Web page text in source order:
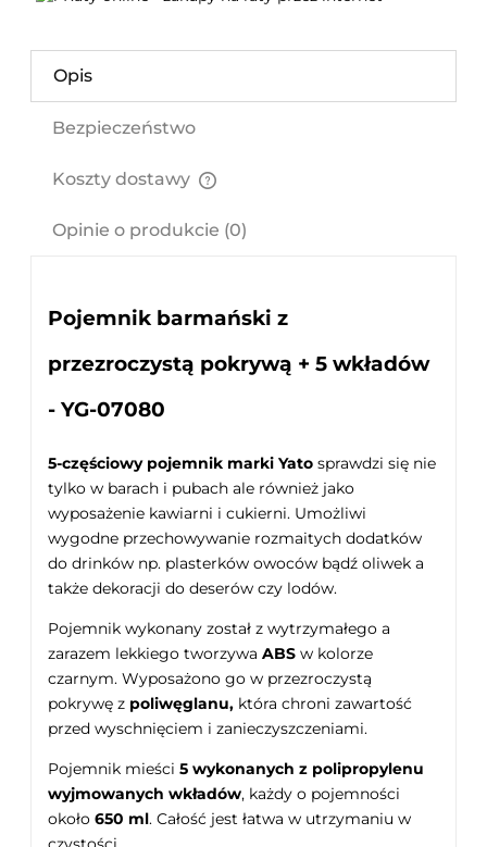
Opis
Bezpieczeństwo
Koszty dostawy
Opinie o produkcie (0)
Pojemnik barmański z
przezroczystą pokrywą + 5 wkładów
- YG-07080
5-częściowy pojemnik marki Yato sprawdzi się nie
tylko w barach i pubach ale również jako
wyposażenie kawiarni i cukierni. Umożliwi
wygodne przechowywanie rozmaitych dodatków
do drinków np. plasterków owoców bądź oliwek a
także dekoracji do deserów czy lodów.
Pojemnik wykonany został z wytrzymałego a
zarazem lekkiego tworzywa ABS w kolorze
czarnym. Wyposażono go w przezroczystą
pokrywę z poliwęglanu, która chroni zawartość
przed wyschnięciem i zanieczyszczeniami.
Pojemnik mieści 5 wykonanych z polipropylenu
wyjmowanych wkładów, każdy o pojemności
około 650 ml. Całość jest łatwa w utrzymaniu w